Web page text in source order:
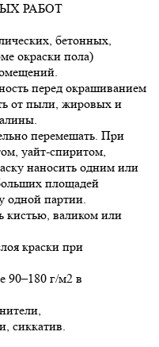
РАБОТ
бетонных,
окраски пола)
перед окрашиванием
от пыли, жировых и
перемешать. При
уайт-спиритом,
наносить одним или
площадей
одной партии.
валиком или
краски при
90–180 г/м2 в
сиккатив.